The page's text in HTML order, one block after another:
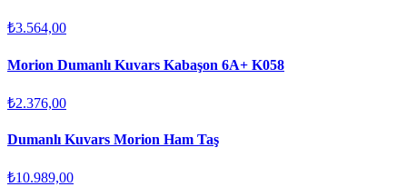
₺3.564,00
Morion Dumanlı Kuvars Kabaşon 6A+ K058
₺2.376,00
Dumanlı Kuvars Morion Ham Taş
₺10.989,00